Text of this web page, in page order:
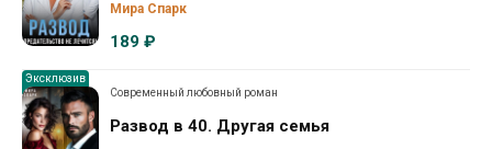
Мира Спарк
189 ₽
Эксклюзив
Современный любовный роман
Развод в 40. Другая семья